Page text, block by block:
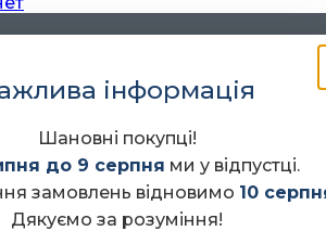
інформація
Шановні покупці!
до 9 серпня ми у відпустці.
замовлень відновимо 10
Дякуємо за розуміння!